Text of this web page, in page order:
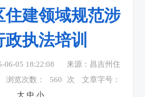
住建领域规范涉
政执法培训
06-05 18:22:08
来源：昌吉州住
浏览次数： 560 次
文章字号：
大 中 小